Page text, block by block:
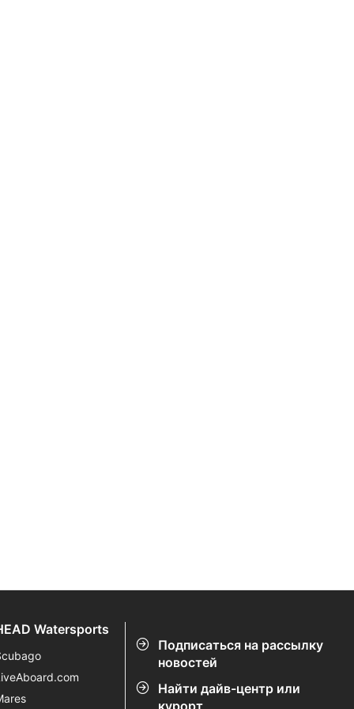
Подписаться на рассылку
новостей
Найти дайв-центр или
курорт
Watersports